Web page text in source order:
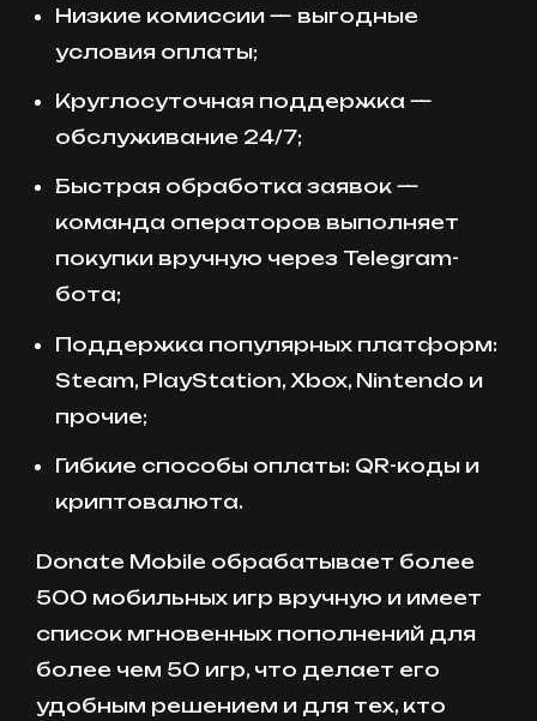
Низкие комиссии — выгодные
условия оплаты;
Круглосуточная поддержка —
обслуживание 24/7;
Быстрая обработка заявок —
команда операторов выполняет
покупки вручную через Telegram-
бота;
Поддержка популярных платформ:
Steam, PlayStation, Xbox, Nintendo и
прочие;
Гибкие способы оплаты: QR-коды и
криптовалюта.
Donate Mobile обрабатывает более
500 мобильных игр вручную и имеет
список мгновенных пополнений для
более чем 50 игр, что делает его
удобным решением и для тех, кто